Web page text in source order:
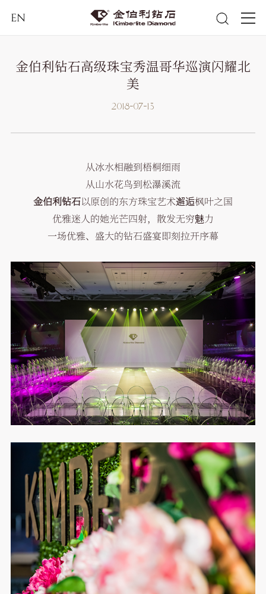
EN
金伯利钻石高级珠宝秀温哥华巡演闪耀北
美
2018-07-13
从冰水相融到梧桐细雨
从山水花鸟到松瀑溪流
金伯利钻石以原创的东方珠宝艺术邂逅枫叶之国
优雅迷人的她光芒四射，散发无穷魅力
一场优雅、盛大的钻石盛宴即刻拉开序幕